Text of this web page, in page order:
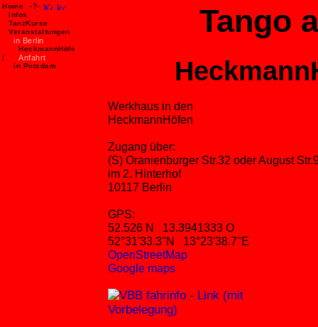
Home
-?-
Infos
TanzKurse
Veranstaltungen
in Berlin
HeckmannHöfe
|
Anfahrt
in Potsdam
Tango
Werkhaus in den
HeckmannHöfen
Zugang über:
(S) Oranienburger Str.32 oder August
im 2. Hinterhof
10117 Berlin
GPS:
52.526 N 13.3941333 O
52°31'33.3"N 13°23'38.7"E
OpenStreetMap
Google maps